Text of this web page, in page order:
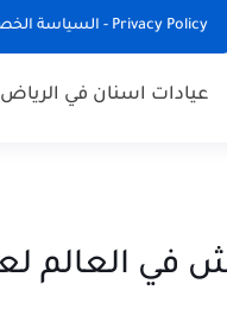
Privacy Policy - السياسة الخصوصية
عيادات اسنان في الرياض